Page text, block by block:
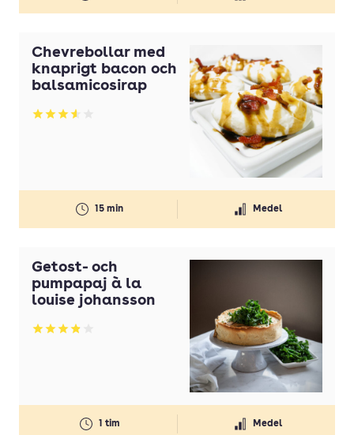
Chevrebollar med
knaprigt bacon och
balsamicosirap
Betyg: 3.57 av 5
15 min Medel
Getost- och
pumpapaj à la
louise johansson
Betyg: 3.91 av 5
1 tim Medel